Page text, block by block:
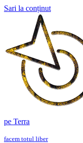
Sari la conținut
pe Terra
facem totul liber